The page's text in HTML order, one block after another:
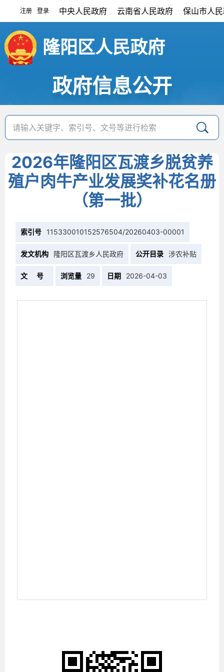
注册 登录 中央人民政府 云南省人民政府 保山市人
隆阳区人民政府
政府信息公开
2026年隆阳区瓦渡乡脱贫养
殖户肉牛产业发展奖补花名册
（第一批）
索引号 115330010152576504/20260403-00001
发文机构 隆阳区瓦渡乡人民政府 公开目录 涉农补贴
文 号 浏览量 29 日期 2026-04-03